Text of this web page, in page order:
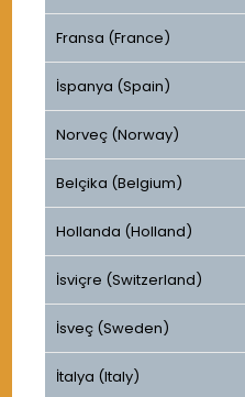
Fransa (France)
İspanya (Spain)
Norveç (Norway)
Belçika (Belgium)
Hollanda (Holland)
İsviçre (Switzerland)
İsveç (Sweden)
İtalya (Italy)